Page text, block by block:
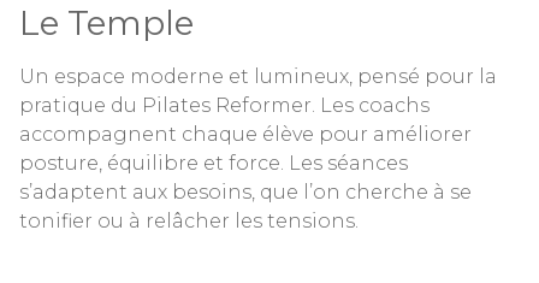
Le Temple
Un espace moderne et lumineux, pensé pour la
pratique du Pilates Reformer. Les coachs
accompagnent chaque élève pour améliorer
posture, équilibre et force. Les séances
s’adaptent aux besoins, que l’on cherche à se
tonifier ou à relâcher les tensions.